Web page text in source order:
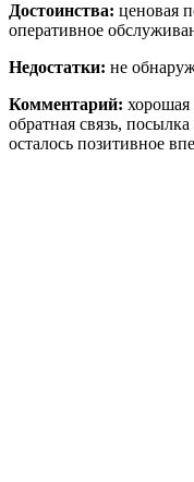
Достоинства: ценовая
оперативное
Недостатки: не
Комментарий: хорошая
обратная связь,
осталось позитивное